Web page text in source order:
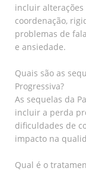
incluir
coordenação,
problemas de
e ansiedade.
Quais são as
Progressiva?
As sequelas da
incluir a perda
dificuldades de
impacto na
Qual é o